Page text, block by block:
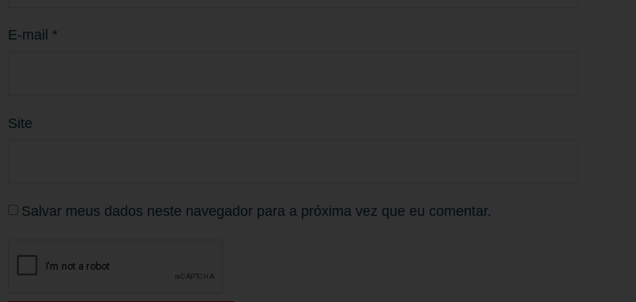
E-mail *
Site
Salvar meus dados neste navegador para a próxima vez que eu comentar.